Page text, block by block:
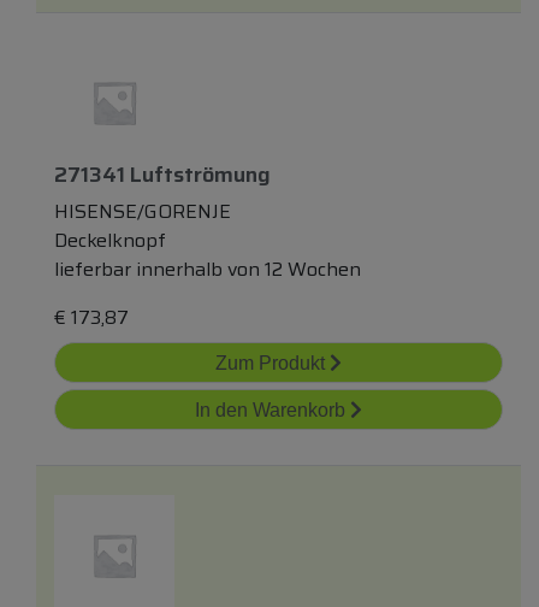
271341 Luftströmung
HISENSE/GORENJE
Deckelknopf
lieferbar innerhalb von 12 Wochen
€ 173,87
Zum Produkt
In den Warenkorb